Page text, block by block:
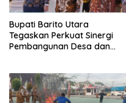
Bupati Barito Utara
Tegaskan Perkuat Sinergi
Pembangunan Desa dan